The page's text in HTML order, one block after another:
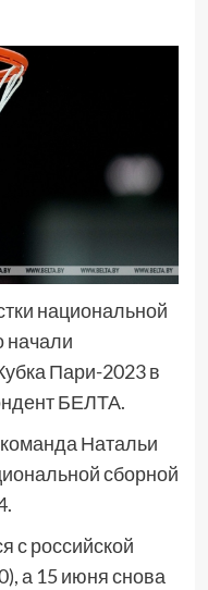
национальной
начали
Пари-2023 в
БЕЛТА.
Натальи
сборной
с российской
а 15 июня снова